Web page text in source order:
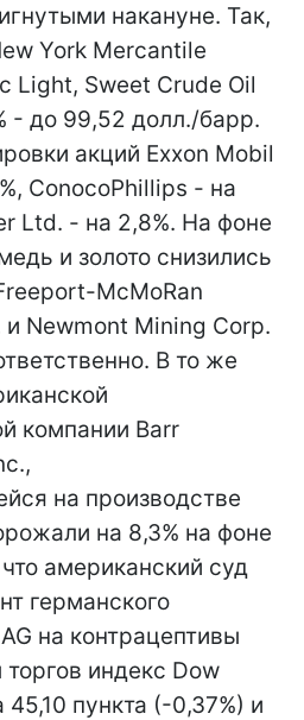
накануне. Так,
York Mercantile
Light, Sweet Crude Oil
- до 99,52 долл./барр.
акций Exxon Mobil
ConocoPhillips - на
Ltd. - на 2,8%. На фоне
и золото снизились
McMoRan
и Newmont Mining Corp.
В то же
компании Barr
на производстве
на 8,3% на фоне
американский суд
германского
на контрацептивы
индекс Dow
45,10 пункта (-0,37%) и